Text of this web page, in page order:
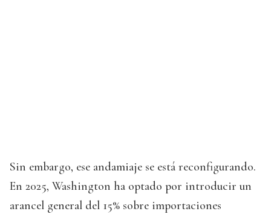
Sin embargo, ese andamiaje se está reconfigurando.
En 2025, Washington ha optado por introducir un
arancel general del 15% sobre importaciones